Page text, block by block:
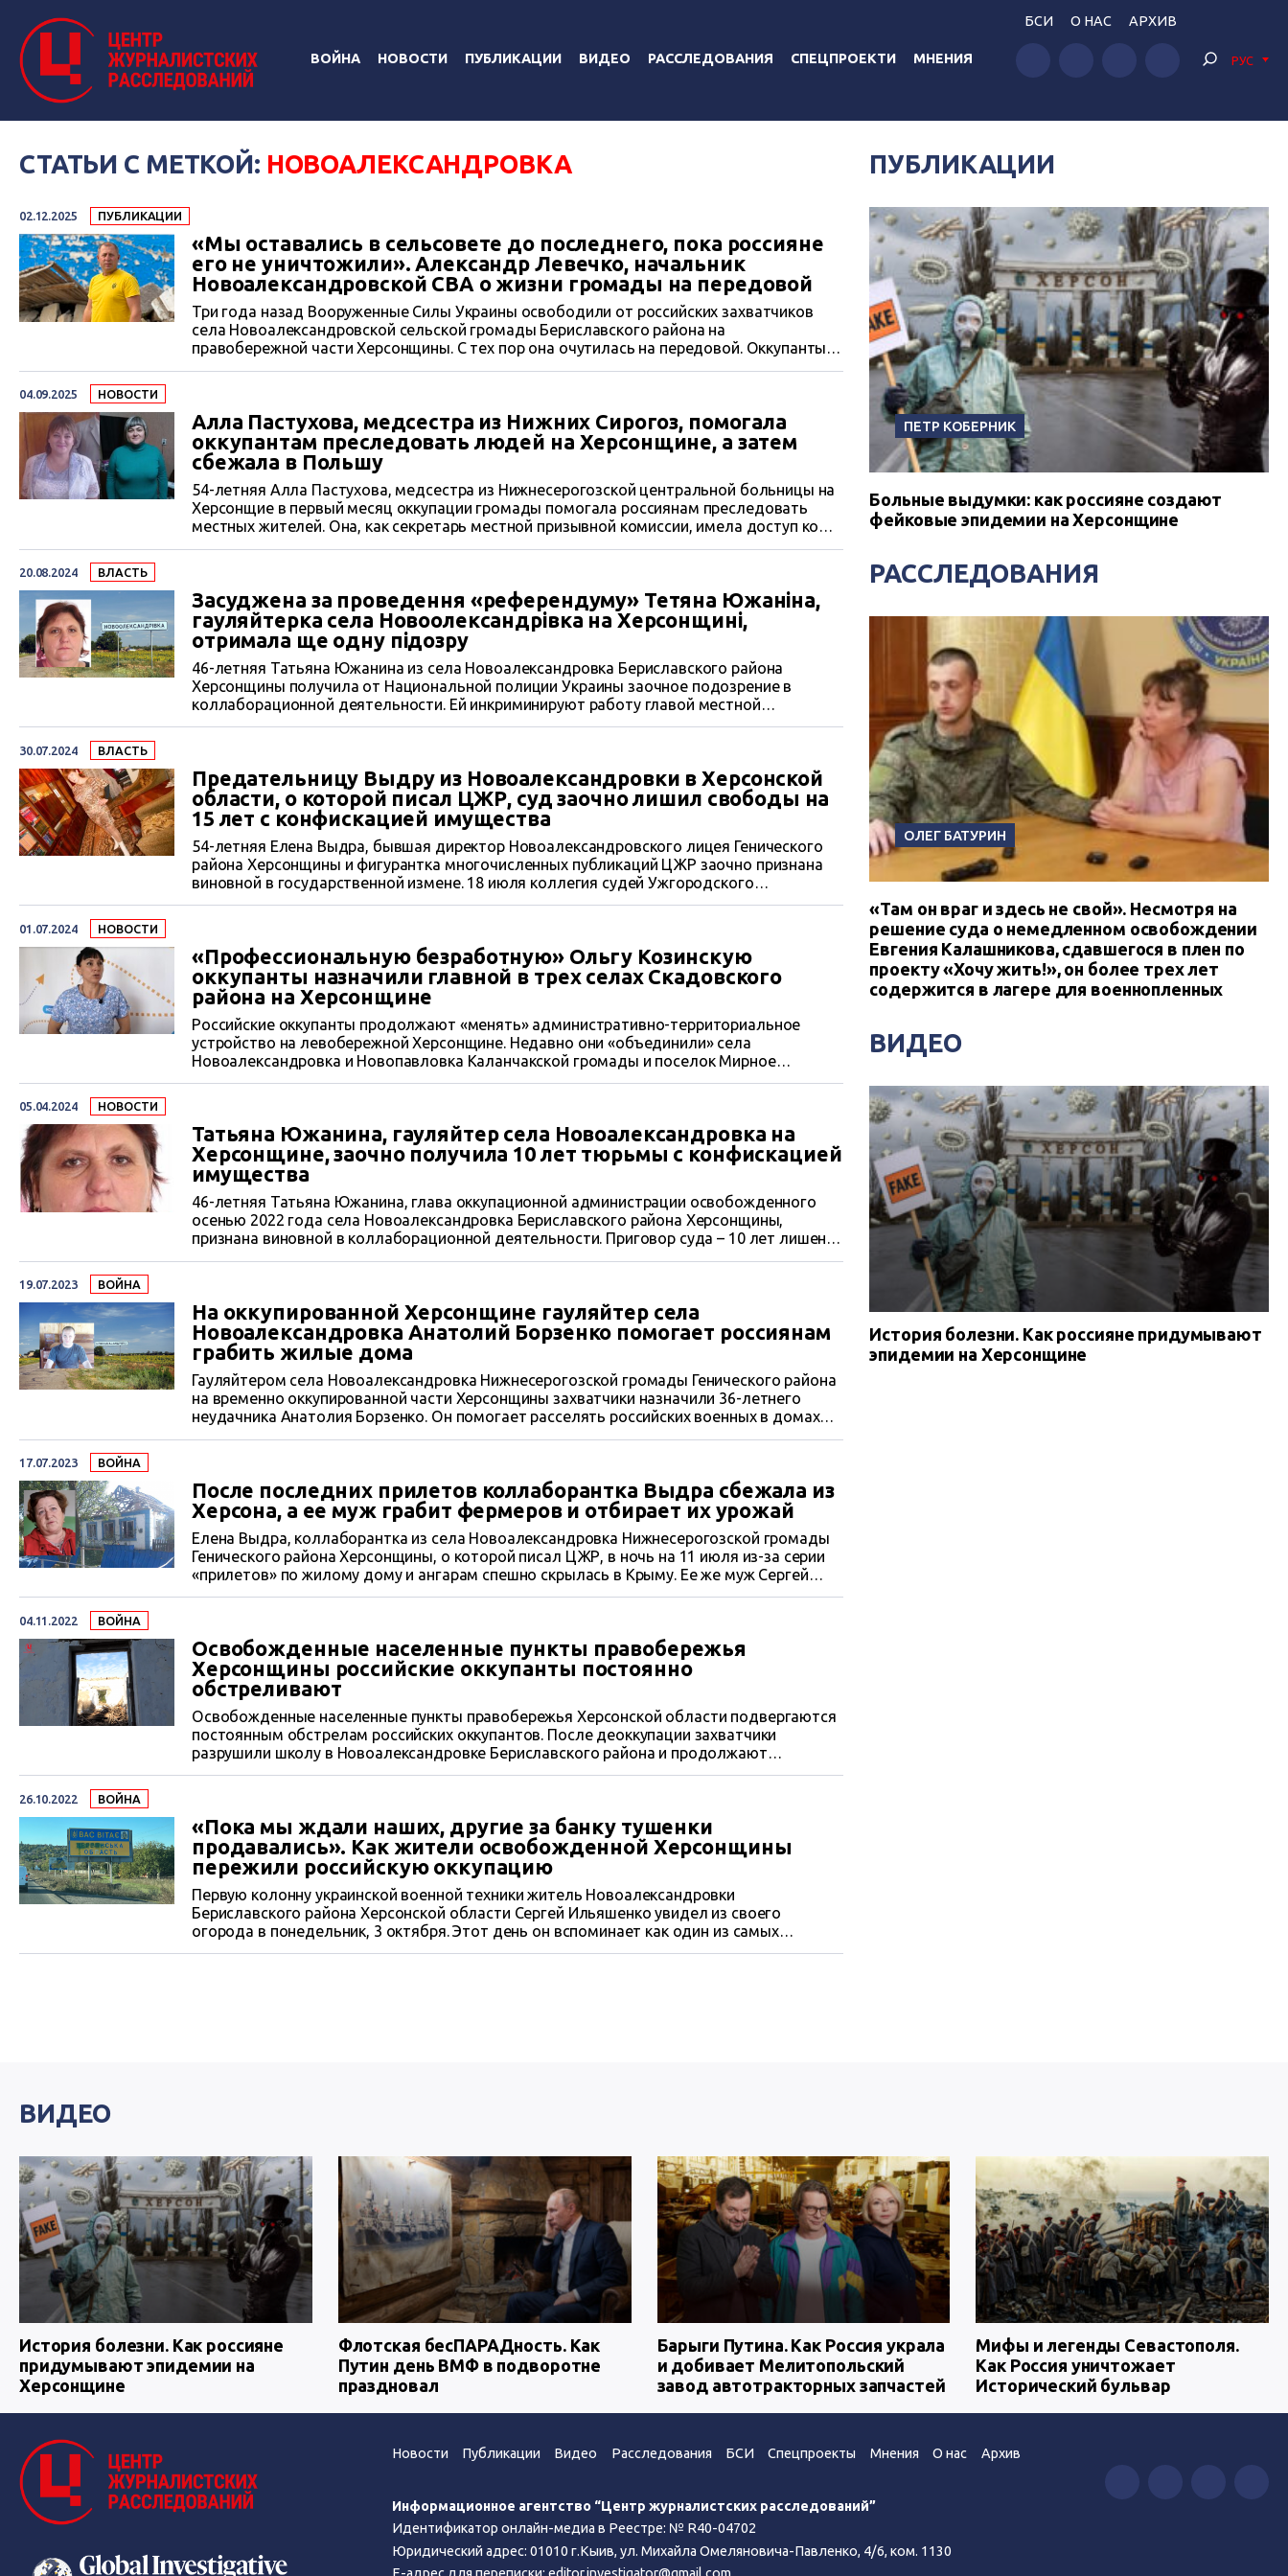
ВОЙНА НОВОСТИ ПУБЛИКАЦИИ ВИДЕО РАССЛЕДОВАНИЯ СПЕЦПРОЕКТИ МНЕНИЯ
БСИ О НАС АРХИВ
РУС
СТАТЬИ С МЕТКОЙ: НОВОАЛЕКСАНДРОВКА
02.12.2025 ПУБЛИКАЦИИ
«Мы оставались в сельсовете до последнего, пока россияне
его не уничтожили». Александр Левечко, начальник
Новоалександровской СВА о жизни громады на передовой
Три года назад Вооруженные Силы Украины освободили от российских захватчиков
села Новоалександровской сельской громады Бериславского района на
правобережной части Херсонщины. С тех пор она очутилась на передовой. Оккупанты с
04.09.2025 НОВОСТИ
Алла Пастухова, медсестра из Нижних Сирогоз, помогала
оккупантам преследовать людей на Херсонщине, а затем
сбежала в Польшу
54-летняя Алла Пастухова, медсестра из Нижнесерогозской центральной больницы на
Херсонщие в первый месяц оккупации громады помогала россиянам преследовать
местных жителей. Она, как секретарь местной призывной комиссии, имела доступ ко
20.08.2024 ВЛАСТЬ
Засуджена за проведення «референдуму» Тетяна Южаніна,
гауляйтерка села Новоолександрівка на Херсонщині,
отримала ще одну підозру
46-летняя Татьяна Южанина из села Новоалександровка Бериславского района
Херсонщины получила от Национальной полиции Украины заочное подозрение в
коллаборационной деятельности. Ей инкриминируют работу главой местной
оккупационной администрации, о чем писал ЦЖР. Ранее суд признал ее виновной в
30.07.2024 ВЛАСТЬ
Предательницу Выдру из Новоалександровки в Херсонской
области, о которой писал ЦЖР, суд заочно лишил свободы на
15 лет с конфискацией имущества
54-летняя Елена Выдра, бывшая директор Новоалександровского лицея Генического
района Херсонщины и фигурантка многочисленных публикаций ЦЖР заочно признана
виновной в государственной измене. 18 июля коллегия судей Ужгородского
горрайонного суда Закарпатской области вынес ей приговор – 15 лет лишения свободы
01.07.2024 НОВОСТИ
«Профессиональную безработную» Ольгу Козинскую
оккупанты назначили главной в трех селах Скадовского
района на Херсонщине
Российские оккупанты продолжают «менять» административно-территориальное
устройство на левобережной Херсонщине. Недавно они «объединили» села
Новоалександровка и Новопавловка Каланчакской громады и поселок Мирное
05.04.2024 НОВОСТИ
Татьяна Южанина, гауляйтер села Новоалександровка на
Херсонщине, заочно получила 10 лет тюрьмы с конфискацией
имущества
46-летняя Татьяна Южанина, глава оккупационной администрации освобожденного
осенью 2022 года села Новоалександровка Бериславского района Херсонщины,
признана виновной в коллаборационной деятельности. Приговор суда – 10 лет лишения
19.07.2023 ВОЙНА
На оккупированной Херсонщине гауляйтер села
Новоалександровка Анатолий Борзенко помогает россиянам
грабить жилые дома
Гауляйтером села Новоалександровка Нижнесерогозской громады Генического района
на временно оккупированной части Херсонщины захватчики назначили 36-летнего
неудачника Анатолия Борзенко. Он помогает расселять российских военных в домах
17.07.2023 ВОЙНА
После последних прилетов коллаборантка Выдра сбежала из
Херсона, а ее муж грабит фермеров и отбирает их урожай
Елена Выдра, коллаборантка из села Новоалександровка Нижнесерогозской громады
Генического района Херсонщины, о которой писал ЦЖР, в ночь на 11 июля из-за серии
«прилетов» по жилому дому и ангарам спешно скрылась в Крыму. Ее же муж Сергей
Выдра остается в селе и грабит местных фермеров.
04.11.2022 ВОЙНА
Освобожденные населенные пункты правобережья
Херсонщины российские оккупанты постоянно
обстреливают
Освобожденные населенные пункты правобережья Херсонской области подвергаются
постоянным обстрелам российских оккупантов. После деоккупации захватчики
разрушили школу в Новоалександровке Бериславского района и продолжают
разрушать жилые дома. Ситуация усугубляется с каждым днем.
26.10.2022 ВОЙНА
«Пока мы ждали наших, другие за банку тушенки
продавались». Как жители освобожденной Херсонщины
пережили российскую оккупацию
Первую колонну украинской военной техники житель Новоалександровки
Бериславского района Херсонской области Сергей Ильяшенко увидел из своего
огорода в понедельник, 3 октября. Этот день он вспоминает как один из самых
ПУБЛИКАЦИИ
ПЕТР КОБЕРНИК
Больные выдумки: как россияне создают
фейковые эпидемии на Херсонщине
РАССЛЕДОВАНИЯ
ОЛЕГ БАТУРИН
«Там он враг и здесь не свой». Несмотря на
решение суда о немедленном освобождении
Евгения Калашникова, сдавшегося в плен по
проекту «Хочу жить!», он более трех лет
содержится в лагере для военнопленных
ВИДЕО
История болезни. Как россияне придумывают
эпидемии на Херсонщине
ВИДЕО
История болезни. Как россияне
придумывают эпидемии на
Херсонщине
Флотская бесПАРАДность. Как
Путин день ВМФ в подворотне
праздновал
Барыги Путина. Как Россия украла
и добивает Мелитопольский
завод автотракторных запчастей
Мифы и легенды Севастополя.
Как Россия уничтожает
Исторический бульвар
Новости Публикации Видео Расследования БСИ Спецпроекты Мнения О нас Архив
Информационное агентство “Центр журналистских расследований”
Идентификатор онлайн-медиа в Реестре: № R40-04702
Юридический адрес: 01010 г.Кыив, ул. Михайла Омеляновича-Павленко, 4/6, ком. 1130